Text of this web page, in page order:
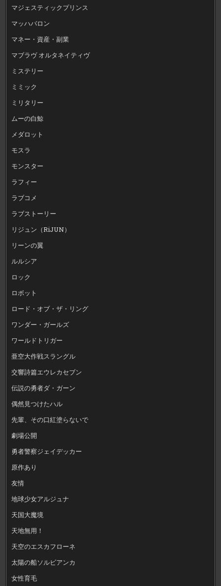
マジェスティックプリンス
マッハバロン
マネー・資産・副業
マブラヴ オルタネイティヴ
ミステリー
ミミック
ミリタリー
ムーの白鯨
メダロット
モスラ
モンスター
ラフィー
ラブコメ
ラブストーリー
リジュン（RiJUN）
リーンの翼
ルルシア
ロック
ロボット
ロード・オブ・ザ・リング
ワンダー・ガールズ
ワールドトリガー
亜空大作戦スラングル
交響詩篇エウレカセブン
伝説の勇者ダ・ガーン
偶然見つけたハル
先輩、その口紅塗らないで
劇場公開
勇者警察ジェイデッカー
原作あり
友情
地球少女アルジュナ
天国大魔境
天地無用！
天空のエスカフローネ
太陽の船ソルビアンカ
女性育毛